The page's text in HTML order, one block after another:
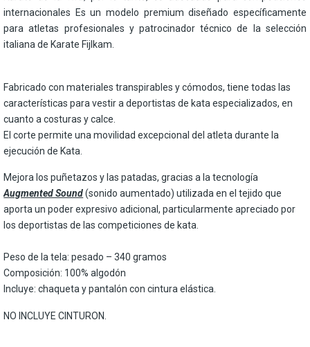
internacionales Es un modelo premium diseñado específicamente
para atletas profesionales y patrocinador técnico de la selección
italiana de Karate Fijlkam.
Fabricado con materiales transpirables y cómodos, tiene todas las
características para vestir a deportistas de kata especializados, en
cuanto a costuras y calce.
El corte permite una movilidad excepcional del atleta durante la
ejecución de Kata.
Mejora los puñetazos y las patadas, gracias a la tecnología
Augmented Sound(sonido aumentado) utilizada en el tejido que
aporta un poder expresivo adicional, particularmente apreciado por
los deportistas de las competiciones de kata.
Peso de la tela: pesado – 340 gramos
Composición: 100% algodón
Incluye: chaqueta y pantalón con cintura elástica.
NO INCLUYE CINTURON.